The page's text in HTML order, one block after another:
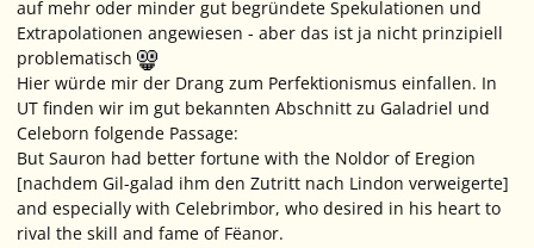
auf mehr oder minder gut begründete Spekulationen und
Extrapolationen angewiesen - aber das ist ja nicht prinzipiell
problematisch
Hier würde mir der Drang zum Perfektionismus einfallen. In
UT finden wir im gut bekannten Abschnitt zu Galadriel und
Celeborn folgende Passage:
But Sauron had better fortune with the Noldor of Eregion
[nachdem Gil-galad ihm den Zutritt nach Lindon verweigerte]
and especially with Celebrimbor, who desired in his heart to
rival the skill and fame of Fëanor.